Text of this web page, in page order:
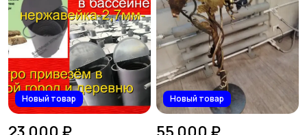
Новый товар Новый товар